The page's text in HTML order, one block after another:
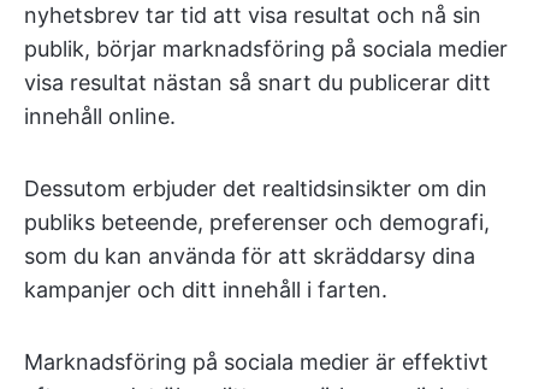
nyhetsbrev tar tid att visa resultat och nå sin
publik, börjar marknadsföring på sociala medier
visa resultat nästan så snart du publicerar ditt
innehåll online.
Dessutom erbjuder det realtidsinsikter om din
publiks beteende, preferenser och demografi,
som du kan använda för att skräddarsy dina
kampanjer och ditt innehåll i farten.
Marknadsföring på sociala medier är effektivt